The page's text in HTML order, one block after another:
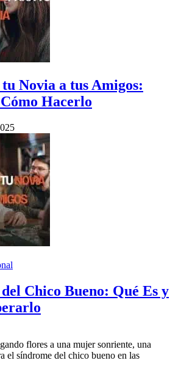
Novia a tus Amigos:
Hacerlo
Chico Bueno: Qué Es y